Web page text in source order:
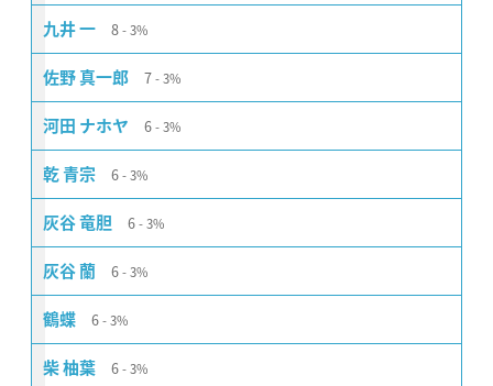
九井 一 8 3%
佐野 真一郎 7 3%
河田 ナホヤ 6 3%
乾 青宗 6 3%
灰谷 竜胆 6 3%
灰谷 蘭 6 3%
鶴蝶 6 3%
柴 柚葉 6 3%